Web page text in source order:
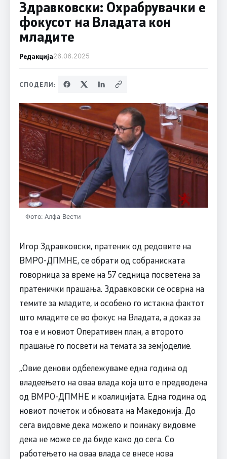
Здравковски: Охрабрувачки е
фокусот на Владата кон
младите
Редакција26.06.2025
СПОДЕЛИ:
Фото: Алфа Вести
Игор Здравковски, пратеник од редовите на
ВМРО-ДПМНЕ, се обрати од собраниската
говорница за време на 57 седница посветена за
пратенички прашања. Здравковски се осврна на
темите за младите, и особено го истакна фактот
што младите се во фокус на Владата, а доказ за
тоа е и новиот Оперативен план, а второто
прашање го посвети на темата за земјоделие.
„Овие денови одбележуваме една година од
владеењето на оваа влада која што е предводена
од ВМРО-ДПМНЕ и коалицијата. Една година од
новиот почеток и обновата на Македонија. До
сега видовме дека можело и поинаку видовме
дека не може се да биде како до сега. Со
работењето на оваа влада се внесе нова